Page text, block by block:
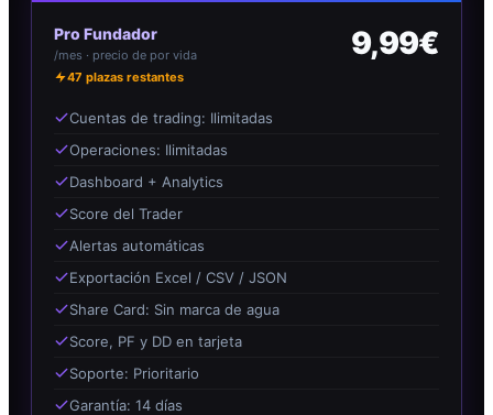
Pro Fundador
/mes · precio de por vida
47 plazas restantes
9,99€
Cuentas de trading: Ilimitadas
Operaciones: Ilimitadas
Dashboard + Analytics
Score del Trader
Alertas automáticas
Exportación Excel / CSV / JSON
Share Card: Sin marca de agua
Score, PF y DD en tarjeta
Soporte: Prioritario
Garantía: 14 días